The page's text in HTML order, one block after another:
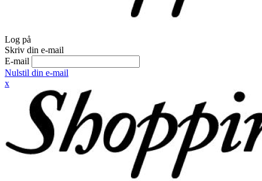
Log på
Skriv din e-mail
E-mail
Nulstil din e-mail
x